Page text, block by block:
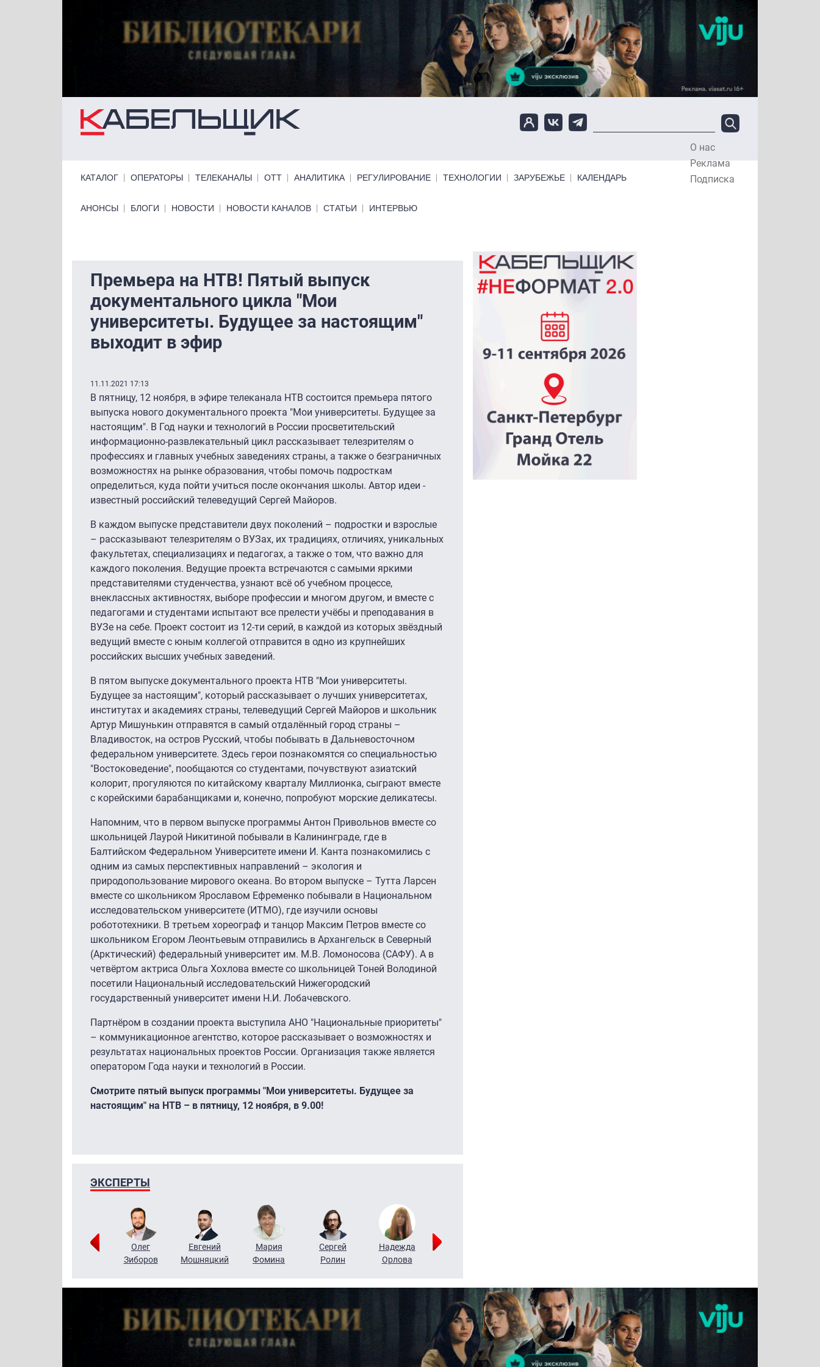
О нас
Реклама
Подписка
КАТАЛОГ ОПЕРАТОРЫ ТЕЛЕКАНАЛЫ ОТТ АНАЛИТИКА РЕГУЛИРОВАНИЕ ТЕХНОЛОГИИ ЗАРУБЕЖЬЕ КАЛЕНДАРЬ
Primary links bottom
АНОНСЫ БЛОГИ НОВОСТИ НОВОСТИ КАНАЛОВ СТАТЬИ ИНТЕРВЬЮ
Премьера на НТВ! Пятый выпуск
документального цикла "Мои
университеты. Будущее за настоящим"
выходит в эфир
11.11.2021 17:13
В пятницу, 12 ноября, в эфире телеканала НТВ состоится премьера пятого
выпуска нового документального проекта "Мои университеты. Будущее за
настоящим". В Год науки и технологий в России просветительский
информационно-развлекательный цикл рассказывает телезрителям о
профессиях и главных учебных заведениях страны, а также о безграничных
возможностях на рынке образования, чтобы помочь подросткам
определиться, куда пойти учиться после окончания школы. Автор идеи -
известный российский телеведущий Сергей Майоров.
В каждом выпуске представители двух поколений – подростки и взрослые
– рассказывают телезрителям о ВУЗах, их традициях, отличиях, уникальных
факультетах, специализациях и педагогах, а также о том, что важно для
каждого поколения. Ведущие проекта встречаются с самыми яркими
представителями студенчества, узнают всё об учебном процессе,
внеклассных активностях, выборе профессии и многом другом, и вместе с
педагогами и студентами испытают все прелести учёбы и преподавания в
ВУЗе на себе. Проект состоит из 12-ти серий, в каждой из которых звёздный
ведущий вместе с юным коллегой отправится в одно из крупнейших
российских высших учебных заведений.
В пятом выпуске документального проекта НТВ "Мои университеты.
Будущее за настоящим", который рассказывает о лучших университетах,
институтах и академиях страны, телеведущий Сергей Майоров и школьник
Артур Мишунькин отправятся в самый отдалённый город страны –
Владивосток, на остров Русский, чтобы побывать в Дальневосточном
федеральном университете. Здесь герои познакомятся со специальностью
"Востоковедение", пообщаются со студентами, почувствуют азиатский
колорит, прогуляются по китайскому кварталу Миллионка, сыграют вместе
с корейскими барабанщиками и, конечно, попробуют морские деликатесы.
Напомним, что в первом выпуске программы Антон Привольнов вместе со
школьницей Лаурой Никитиной побывали в Калининграде, где в
Балтийском Федеральном Университете имени И. Канта познакомились с
одним из самых перспективных направлений – экология и
природопользование мирового океана. Во втором выпуске – Тутта Ларсен
вместе со школьником Ярославом Ефременко побывали в Национальном
исследовательском университете (ИТМО), где изучили основы
робототехники. В третьем хореограф и танцор Максим Петров вместе со
школьником Егором Леонтьевым отправились в Архангельск в Северный
(Арктический) федеральный университет им. М.В. Ломоносова (САФУ). А в
четвёртом актриса Ольга Хохлова вместе со школьницей Тоней Володиной
посетили Национальный исследовательский Нижегородский
государственный университет имени Н.И. Лобачевского.
Партнёром в создании проекта выступила АНО "Национальные приоритеты"
– коммуникационное агентство, которое рассказывает о возможностях и
результатах национальных проектов России. Организация также является
оператором Года науки и технологий в России.
Смотрите пятый выпуск программы "Мои университеты. Будущее за
настоящим" на НТВ – в пятницу, 12 ноября, в 9.00!
ЭКСПЕРТЫ
Григорий
Олег
Зиборов
Евгений
Мошняцкий
Мария
Фомина
Сергей
Ролин
Надежда
Орлова